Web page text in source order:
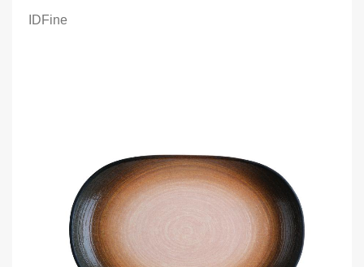
IDFine